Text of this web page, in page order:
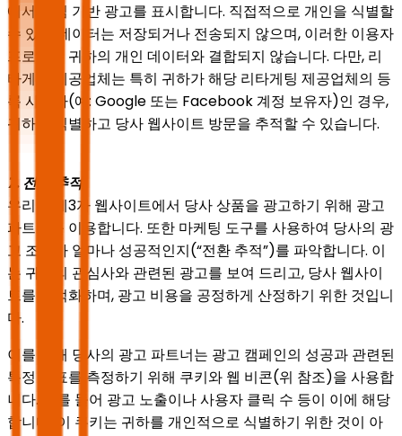
에서 관심 기반 광고를 표시합니다. 직접적으로 개인을 식별할
수 있는 데이터는 저장되거나 전송되지 않으며, 이러한 이용자
프로필은 귀하의 개인 데이터와 결합되지 않습니다. 다만, 리
타게팅 제공업체는 특히 귀하가 해당 리타게팅 제공업체의 등
록 사용자(예: Google 또는 Facebook 계정 보유자)인 경우,
귀하를 식별하고 당사 웹사이트 방문을 추적할 수 있습니다.
7. 전환 추적
우리는 제3자 웹사이트에서 당사 상품을 광고하기 위해 광고
파트너를 이용합니다. 또한 마케팅 도구를 사용하여 당사의 광
고 조치가 얼마나 성공적인지(“전환 추적”)를 파악합니다. 이
는 귀하의 관심사와 관련된 광고를 보여 드리고, 당사 웹사이
트를 최적화하며, 광고 비용을 공정하게 산정하기 위한 것입니
다.
이를 위해 당사의 광고 파트너는 광고 캠페인의 성공과 관련된
특정 지표를 측정하기 위해 쿠키와 웹 비콘(위 참조)을 사용합
니다. 예를 들어 광고 노출이나 사용자 클릭 수 등이 이에 해당
합니다. 이 쿠키는 귀하를 개인적으로 식별하기 위한 것이 아